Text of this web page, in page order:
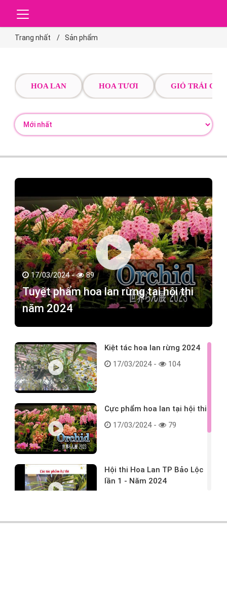
Trang nhất Sản phẩm
HOA LAN HOA TƯƠI GIỎ TRÁI CÂY
17/03/2024 - 89
Tuyệt phẩm hoa lan rừng tại hội thi
năm 2024
Kiệt tác hoa lan rừng 2024
17/03/2024 -
104
Cực phẩm hoa lan tại hội thi
17/03/2024 -
79
Hội thi Hoa Lan TP Bảo Lộc
lần 1 - Năm 2024